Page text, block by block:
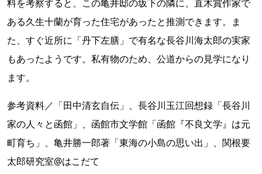
料を考察すると、この亀井邸の坂下の隣に、直木賞作家で
ある久生十蘭が育った住宅があったと推測できます。ま
た、すぐ近所に「丹下左膳」で有名な長谷川海太郎の実家
もあったようです。私有物のため、公道からの見学になり
ます。
参考資料／「田中清玄自伝」、長谷川玉江回想録「長谷川
家の人々と函館」、函館市文学館「函館『不良文学』は元
町育ち」、亀井勝一郎著「東海の小島の思い出」、関根要
太郎研究室@はこだて